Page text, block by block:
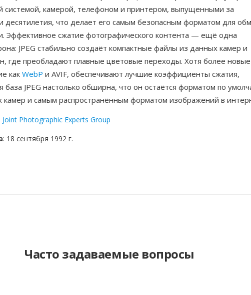
системой, камерой, телефоном и принтером, выпущенными за
десятилетия, что делает его самым безопасным форматом для
Эффективное сжатие фотографического контента — ещё одна
JPEG стабильно создаёт компактные файлы из данных камер и
где преобладают плавные цветовые переходы. Хотя более новые
какWebP и AVIF, обеспечивают лучшие коэффициенты сжатия,
база JPEG настолько обширна, что он остаётся форматом по
и самым распространённым форматом изображений в
Joint Photographic Experts Group
: 18 сентября 1992 г.
Часто задаваемые вопросы